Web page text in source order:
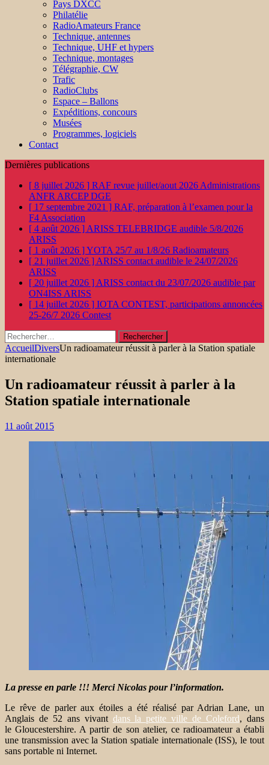
Pays DXCC
Philatélie
RadioAmateurs France
Technique, antennes
Technique, UHF et hypers
Technique, montages
Télégraphie, CW
Trafic
RadioClubs
Espace – Ballons
Expéditions, concours
Musées
Programmes, logiciels
Contact
Dernières publications
[ 8 juillet 2026 ] RAF revue juillet/aout 2026 Administrations
ANFR ARCEP DGE
[ 17 septembre 2021 ] RAF, préparation à l’examen pour la
F4 Association
[ 4 août 2026 ] ARISS TELEBRIDGE audible 5/8/2026
ARISS
[ 1 août 2026 ]YOTA 25/7 au 1/8/26 Radioamateurs
[ 21 juillet 2026 ] ARISS contact audible le 24/07/2026
ARISS
[ 20 juillet 2026 ] ARISS contact du 23/07/2026 audible par
ON4ISS ARISS
[ 14 juillet 2026 ] IOTA CONTEST, participations annoncées
25-26/7 2026 Contest
Rechercher :
AccueilDiversUn radioamateur réussit à parler à la Station spatiale
internationale
Un radioamateur réussit à parler à la
Station spatiale internationale
11 août 2015
La presse en parle !!! Merci Nicolas pour l’information.
Le rêve de parler aux étoiles a été réalisé par Adrian Lane, un
Anglais de 52 ans vivant dans la petite ville de Coleford, dans
le Gloucestershire. A partir de son atelier, ce radioamateur a établi
une transmission avec la Station spatiale internationale (ISS), le tout
sans portable ni Internet.